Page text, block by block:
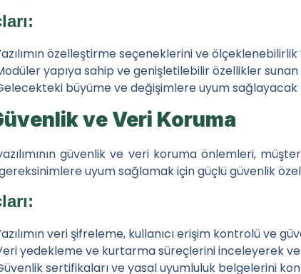
özelleştirme seçeneklerini ve
yapıya sahip ve genişletilebilir özellikler sunan
büyüme ve değişimlere uyum sağlayacak
ve Veri Koruma
güvenlik ve veri koruma önlemleri,
uyum sağlamak için güçlü güvenlik
veri şifreleme, kullanıcı erişim kontrolü ve
yedekleme ve kurtarma süreçlerini inceleyerek
sertifikaları ve yasal uyumluluk belgelerini